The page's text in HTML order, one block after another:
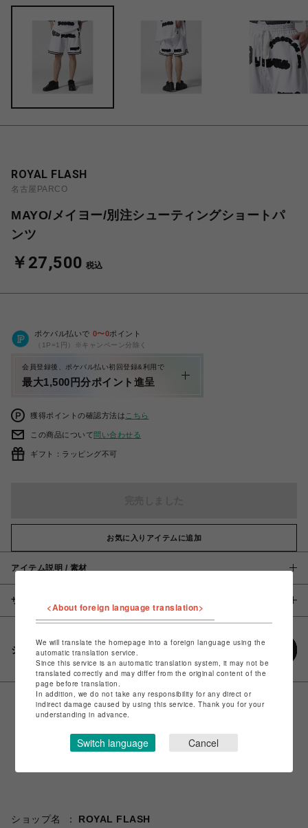
ROYAL FLASH
名古屋PARCO
MAYO/メイヨー/別注シューティングショートパ
ンツ
￥27,500 税込
ポケパル払いで 0〜0ポイント
（1P=1円）※キャンペーン分除く
会員登録後、ポケパル払い初回登録&利用で
最大1,500円分ポイント進呈
獲得ポイントの確認方法は こちら
この商品について問い合わせる
ギフト：ラッピング不可
お気に入りアイテムに追加
アイテム説明 / 素材
サイズ
シェアする
ショップ名
ROYAL FLASH
<About foreign language translation>
We will translate the homepage into a foreign language using the
automatic translation service.
Since this service is an automatic translation system, it may not be
translated correctly and may differ from the original content of the
page before translation.
In addition, we do not take any responsibility for any direct or
indirect damage caused by using this service. Thank you for your
understanding in advance.
Switch language Cancel